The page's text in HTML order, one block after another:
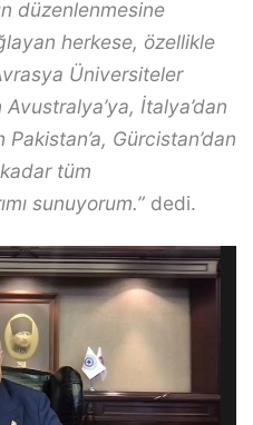
düzenlenmesine
herkese, özellikle
Üniversiteler
İtalya’dan
Gürcistan’dan
tüm
sunuyorum.” dedi.